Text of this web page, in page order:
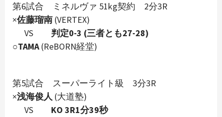
第6試合 ミネルヴァ 51kg契約 2分3R
×佐藤瑠南 (VERTEX)
VS 判定0-3 (三者とも27-28)
○TAMA(ReBORN経堂)
第5試合 スーパーライト級 3分3R
×浅海俊人 (大道塾)
VS KO 3R1分39秒